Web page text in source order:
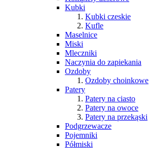
Kubki
Kubki czeskie
Kufle
Maselnice
Miski
Mleczniki
Naczynia do zapiekania
Ozdoby
Ozdoby choinkowe
Patery
Patery na ciasto
Patery na owoce
Patery na przekąski
Podgrzewacze
Pojemniki
Półmiski